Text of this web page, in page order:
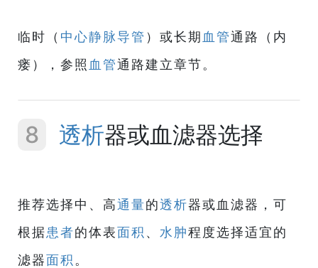
临时（ 中心静脉导管 ）或长期 血管通路（内
瘘），参照 血管通路建立章节。
8 透析器或血滤器选择
推荐选择中、高通量的透析器或血滤器，可
根据患者的体表面积 、 水肿程度选择适宜的
滤器面积 。